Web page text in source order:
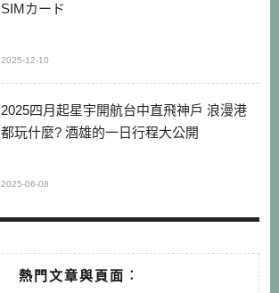
SIMカード
2025-12-10
2025四月起星宇開航台中直飛神戶 浪漫港
都玩什麼? 酒雄的一日行程大公開
2025-06-08
熱門文章與頁面︰